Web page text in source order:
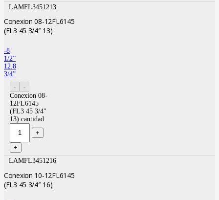
LAMFL3451213
Conexion 08-12FL6145
(FL3 45 3/4″ 13)
-8
1/2”
12.8
3/4”
Conexion 08-
12FL6145
(FL3 45 3/4"
13) cantidad
LAMFL3451216
Conexion 10-12FL6145
(FL3 45 3/4″ 16)